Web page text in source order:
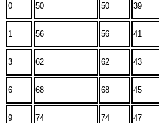
0 50 50 39
1 56 56 41
3 62 62 43
6 68 68 45
9 74 74 47